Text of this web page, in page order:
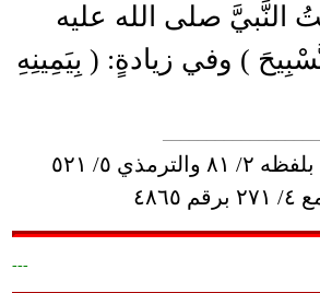
النَّبيَّ صلى الله عليه
) وفي زيادةٍ: ( بِيَمِينِهِ
أخرجه أبو داود بلفظه ٢/ ٨١ والترمذي ٥/ ٥٢١
---